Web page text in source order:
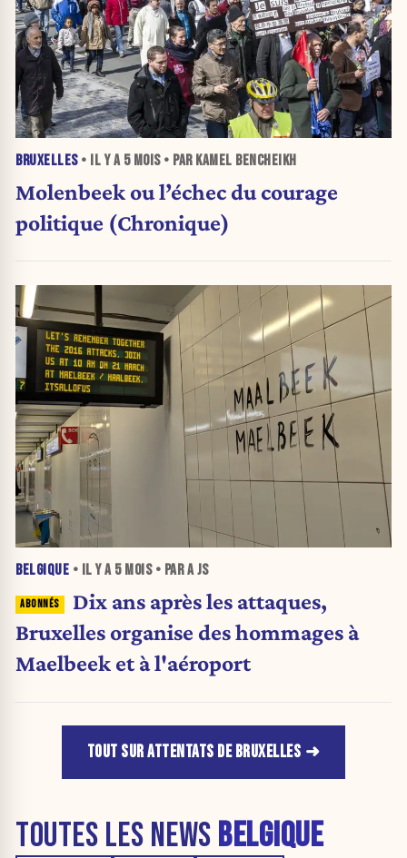
BRUXELLES• IL Y A 5 MOIS• PAR KAMEL BENCHEIKH
Molenbeek ou l’échec du courage
politique (Chronique)
BELGIQUE • IL Y A 5 MOIS• PAR A JS
Dix ans après les attaques,
Bruxelles organise des hommages à
Maelbeek et à l'aéroport
TOUT SUR ATTENTATS DE BRUXELLES
TOUTES LES NEWS BELGIQUE